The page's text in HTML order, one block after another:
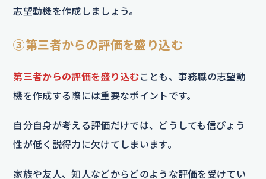
志望動機を作成しましょう。
③第三者からの評価を盛り込む
第三者からの評価を盛り込むことも、事務職の志望動
機を作成する際には重要なポイントです。
自分自身が考える評価だけでは、どうしても信ぴょう
性が低く説得力に欠けてしまいます。
家族や友人、知人などからどのような評価を受けてい